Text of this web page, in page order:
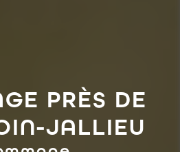
PRÈS DE
JALLIEU